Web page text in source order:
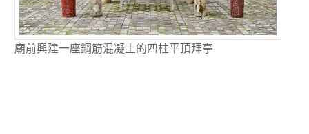
廟前興建一座鋼筋混凝土的四柱平頂拜亭